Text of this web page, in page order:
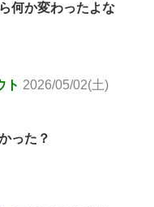
何か変わったよな
ト 2026/05/02(土)
った？